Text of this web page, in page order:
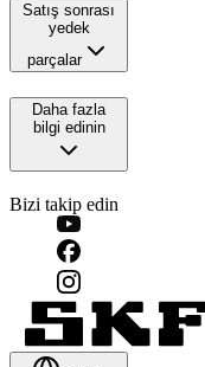
Satış sonrası
yedek
parçalar
Daha fazla
bilgi edinin
Bizi takip edin